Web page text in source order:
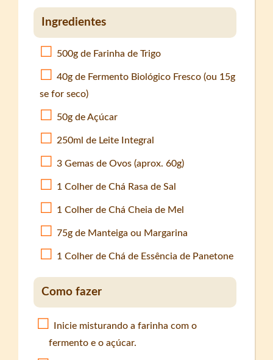
Ingredientes
500g de Farinha de Trigo
40g de Fermento Biológico Fresco (ou 15g
se for seco)
50g de Açúcar
250ml de Leite Integral
3 Gemas de Ovos (aprox. 60g)
1 Colher de Chá Rasa de Sal
1 Colher de Chá Cheia de Mel
75g de Manteiga ou Margarina
1 Colher de Chá de Essência de Panetone
Como fazer
Inicie misturando a farinha com o
fermento e o açúcar.